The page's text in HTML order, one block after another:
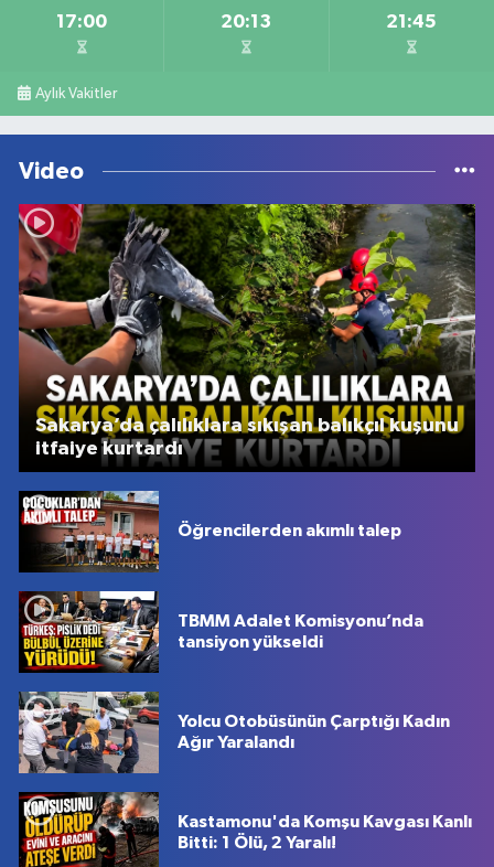
17:00 20:13 21:45
Aylık Vakitler
Video
Sakarya’da çalılıklara sıkışan balıkçıl kuşunu
itfaiye kurtardı
Öğrencilerden akımlı talep
TBMM Adalet Komisyonu’nda
tansiyon yükseldi
Yolcu Otobüsünün Çarptığı Kadın
Ağır Yaralandı
Kastamonu'da Komşu Kavgası Kanlı
Bitti: 1 Ölü, 2 Yaralı!